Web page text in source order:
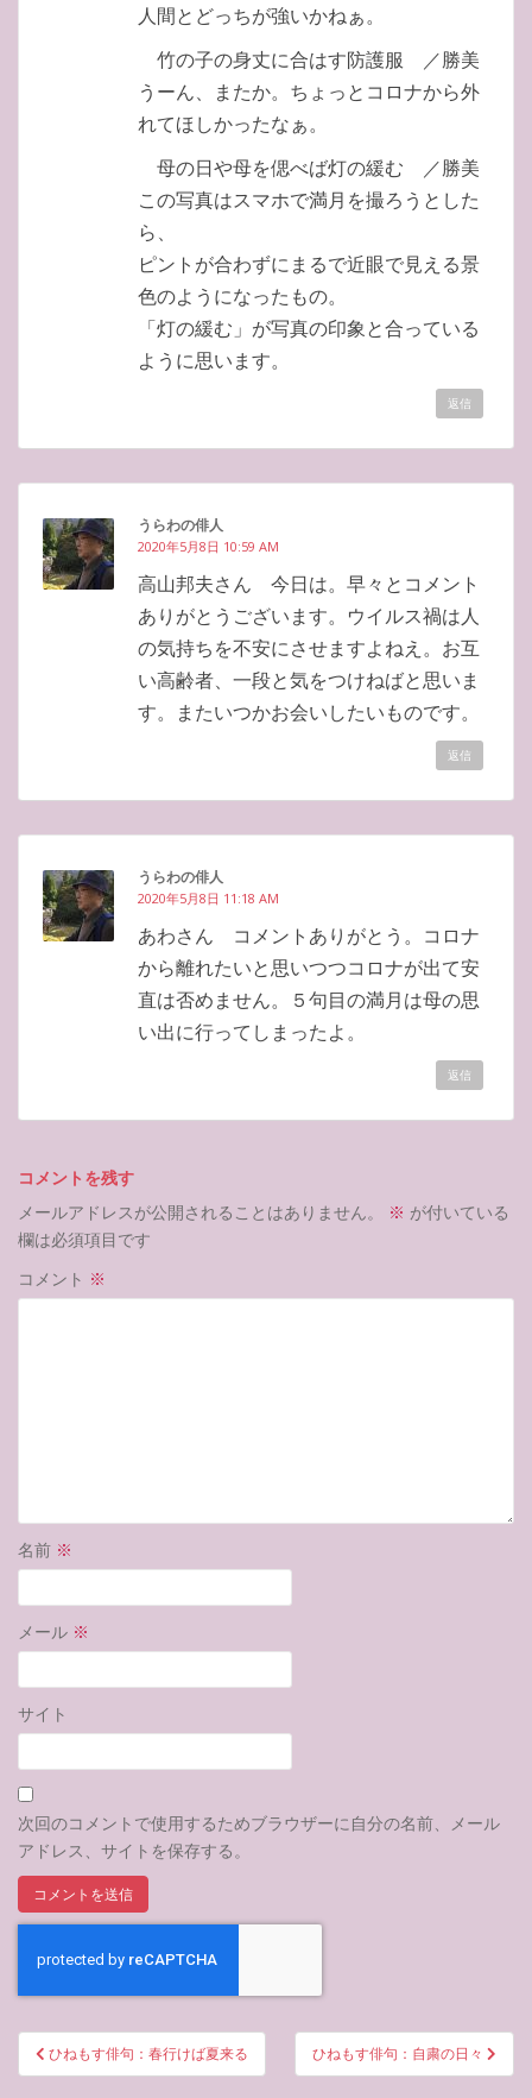
人間とどっちが強いかねぁ。
竹の子の身丈に合はす防護服 ／勝美
うーん、またか。ちょっとコロナから外
れてほしかったなぁ。
母の日や母を偲べば灯の緩む ／勝美
この写真はスマホで満月を撮ろうとした
ら、
ピントが合わずにまるで近眼で見える景
色のようになったもの。
「灯の緩む」が写真の印象と合っている
ように思います。
返信
うらわの俳人
2020年5月8日 10:59 AM
高山邦夫さん 今日は。早々とコメント
ありがとうございます。ウイルス禍は人
の気持ちを不安にさせますよねえ。お互
い高齢者、一段と気をつけねばと思いま
す。またいつかお会いしたいものです。
返信
うらわの俳人
2020年5月8日 11:18 AM
あわさん コメントありがとう。コロナ
から離れたいと思いつつコロナが出て安
直は否めません。５句目の満月は母の思
い出に行ってしまったよ。
返信
コメントを残す
メールアドレスが公開されることはありません。
※ が付いている
欄は必須項目です
コメント ※
名前 ※
メール ※
サイト
次回のコメントで使用するためブラウザーに自分の名前、メール
アドレス、サイトを保存する。
投
稿
ひねもす俳句：春行けば夏来る ひねもす俳句：自粛の日々